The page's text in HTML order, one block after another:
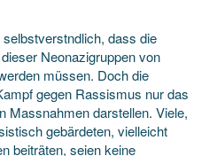
dass die
Neonazigruppen von
müssen. Doch die
gegen Rassismus nur das
Massnahmen darstellen. Viele,
gebärdeten, vielleicht
beiträten, seien keine